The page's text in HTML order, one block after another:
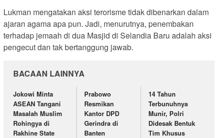
Lukman mengatakan aksi terorisme tidak dibenarkan dalam
ajaran agama apa pun. Jadi, menurutnya, penembakan
terhadap jemaah di dua Masjid di Selandia Baru adalah aksi
pengecut dan tak bertanggung jawab.
BACAAN LAINNYA
Jokowi Minta
ASEAN Tangani
Masalah Muslim
Rohingya di
Rakhine State
Prabowo
Resmikan
Kantor DPD
Gerindra di
Banten
14 Tahun
Terbunuhnya
Munir, Polri
Didesak Bentuk
Tim Khusus